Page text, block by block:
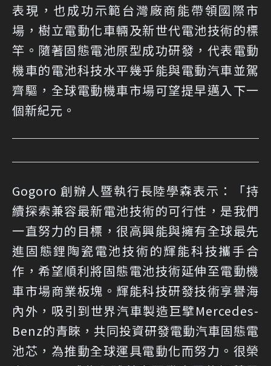
表現，也成功示範台灣廠商能帶領國際市
場，樹立電動化車輛及新世代電池技術的標
竿。隨著固態電池原型成功研發，代表電動
機車的電池科技水平幾乎能與電動汽車並駕
齊驅，全球電動機車市場可望提早邁入下一
個新紀元。
Gogoro 創辦人暨執行長陸學森表示：「持
續探索兼容最新電池技術的可行性，是我們
一直努力的目標，很高興能與擁有全球最先
進固態鋰陶瓷電池技術的輝能科技攜手合
作，希望順利將固態電池技術延伸至電動機
車市場商業板塊。輝能科技研發技術享譽海
內外，吸引到世界汽車製造巨擘Mercedes-
Benz的青睞，共同投資研發電動汽車固態電
池芯，為推動全球運具電動化而努力。很榮